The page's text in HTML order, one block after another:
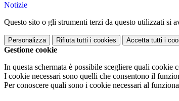
Notizie
Questo sito o gli strumenti terzi da questo utilizzati si
Personalizza Rifiuta tutti i cookies Accetta tutti i
Gestione cookie
In questa schermata è possibile scegliere quali cookie
I cookie necessari sono quelli che consentono il
Per conoscere quali sono i cookie necessari al